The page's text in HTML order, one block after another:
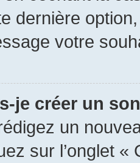
dernière
votre
je créer un
un
sur l’onglet